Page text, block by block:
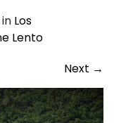
in Los
Lento
Next →